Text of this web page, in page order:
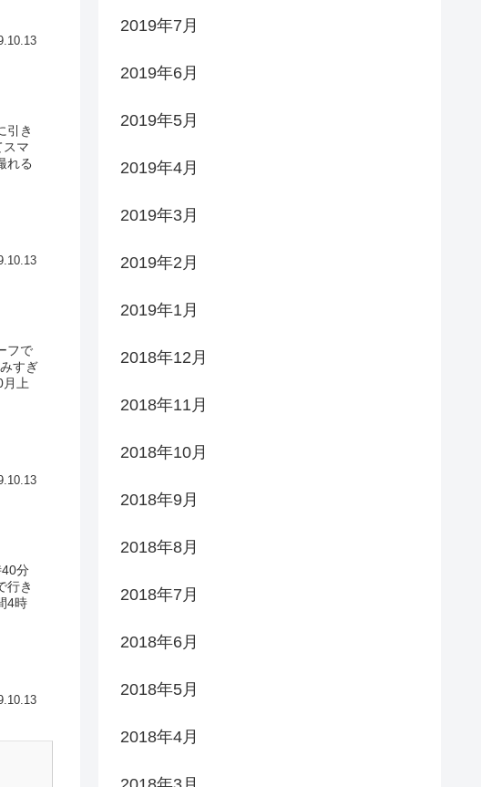
引き
スマ
れる
フで
すぎ
上
分
行き
4時
2019年7月
2019年6月
2019年5月
2019年4月
2019年3月
2019年2月
2019年1月
2018年12月
2018年11月
2018年10月
2018年9月
2018年8月
2018年7月
2018年6月
2018年5月
2018年4月